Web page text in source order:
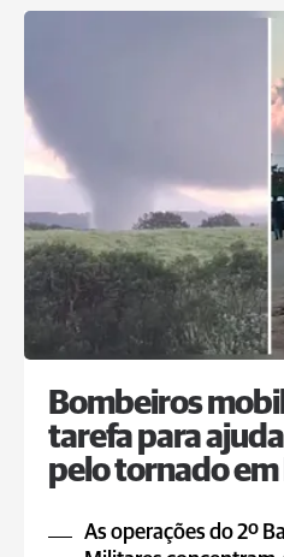
Bombeiros
tarefa para
pelo tornado em
As operações do 2º